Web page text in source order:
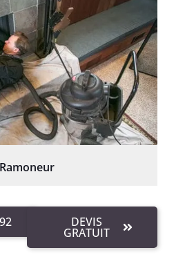
Ramoneur
DEVIS
GRATUIT